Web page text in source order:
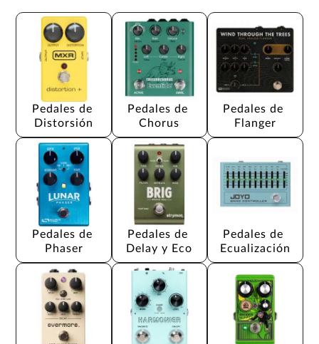
Pedales de
Distorsión
Pedales de
Chorus
Pedales de
Flanger
Pedales de
Phaser
Pedales de
Delay y Eco
Pedales de
Ecualización